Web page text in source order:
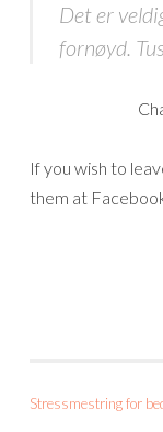
Det er
fornøyd.
If you wish to
them at
Stressmestring for